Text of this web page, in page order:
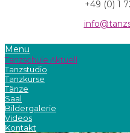
+49 (0) 1
Menu
Tanzschule Aktuell
Tanzstudio
Tanzkurse
Tänze
Saal
Bildergalerie
Videos
Kontakt